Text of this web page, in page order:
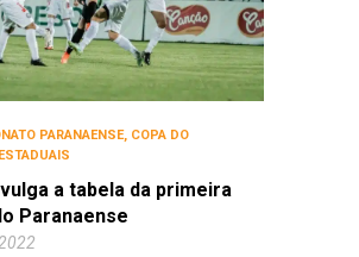
PARANAENSE, COPA DO
ESTADUAIS
a tabela da primeira
Paranaense